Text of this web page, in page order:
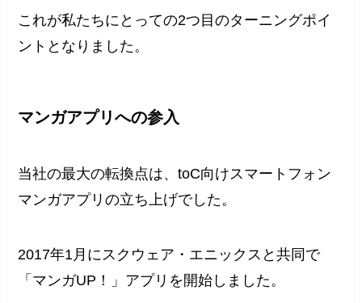
これが私たちにとっての2つ目のターニングポイ
ントとなりました。
マンガアプリへの参入
当社の最大の転換点は、toC向けスマートフォン
マンガアプリの立ち上げでした。
2017年1月にスクウェア・エニックスと共同で
「マンガUP！」アプリを開始しました。